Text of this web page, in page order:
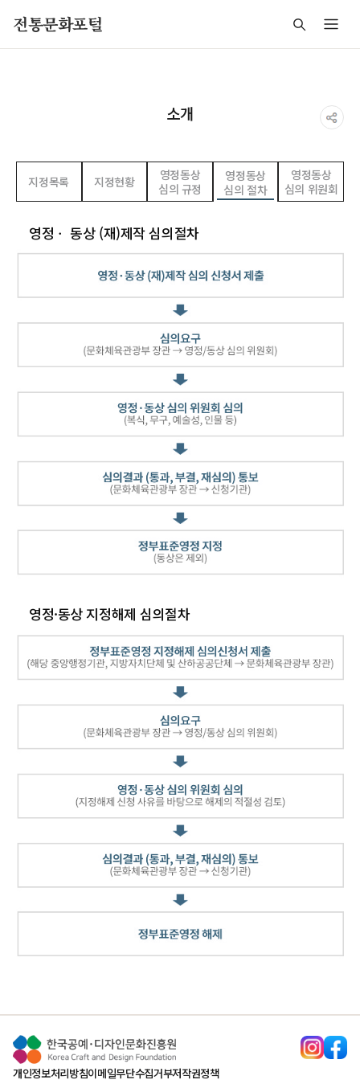
전통문화포털
소개
지정목록 지정현황
영정동상
심의 규정
영정동상
심의 절차
영정동상
심의 위원회
영정ㆍ 동상 (재)제작 심의절차
영정·동상 지정해제 심의절차
개인정보처리방침이메일무단수집거부저작권정책